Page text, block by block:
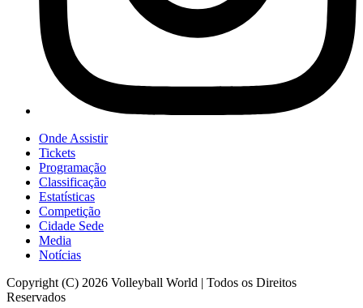
Onde Assistir
Tickets
Programação
Classificação
Estatísticas
Competição
Cidade Sede
Media
Notícias
Copyright (C) 2026 Volleyball World | Todos os Direitos
Reservados